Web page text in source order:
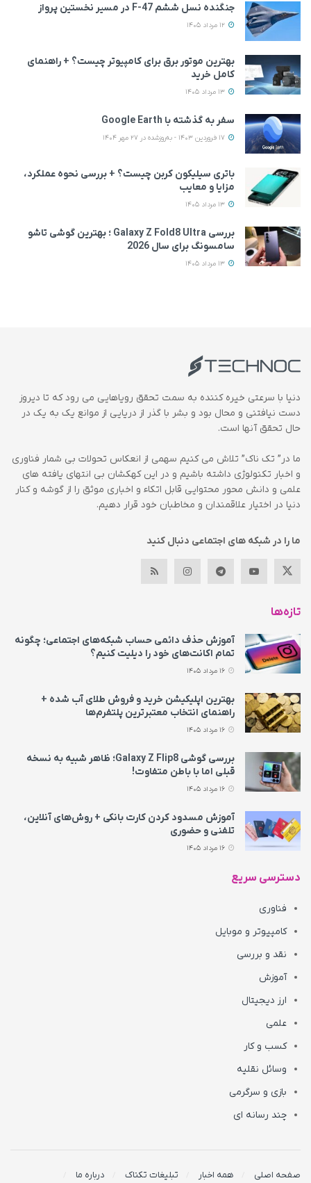
جنگنده نسل ششم F-47 در مسیر نخستین پرواز
بهترین موتور برق برای کامپیوتر چیست؟ + راهنمای
کامل خرید
سفر به گذشته با Google Earth
باتری سیلیکون کربن چیست؟ + بررسی نحوه عملکرد،
مزایا و معایب
بررسی Galaxy Z Fold8 Ultra ؛ بهترین گوشی تاشو
سامسونگ برای سال 2026
دنیا با سرعتی خیره کننده به سمت تحقق رویاهایی می رود که تا دیروز
دست نیافتنی و محال بود و بشر با گذر از دریایی از موانع یک به یک در
حال تحقق آنها است.
ما در” تک ناک” تلاش می کنیم سهمی از انعکاس تحولات بی شمار فناوری
و اخبار تکنولوژی داشته باشیم و در این کهکشان بی انتهای یافته های
علمی و دانش محور محتوایی قابل اتکاء و اخباری موثق را از گوشه و کنار
دنیا در اختیار علاقمندان و مخاطبان خود قرار دهیم.
ما را در شبکه های اجتماعی دنبال کنید
تازه‌ها
آموزش حذف دائمی حساب شبکه‌های اجتماعی؛ چگونه
تمام اکانت‌های خود را دیلیت کنیم؟
بهترین اپلیکیشن خرید و فروش طلای آب شده +
راهنمای انتخاب معتبرترین پلتفرم‌ها
بررسی گوشی Galaxy Z Flip8؛ ظاهر شبیه به نسخه
قبلی اما با باطن متفاوت!
آموزش مسدود کردن کارت بانکی + روش‌های آنلاین،
تلفنی و حضوری
دسترسی سریع
فناوری
کامپیوتر و موبایل
نقد و بررسی
آموزش
ارز دیجیتال
علمی
کسب و کار
وسائل نقلیه
بازی و سرگرمی
چند رسانه ای
صفحه اصلی همه اخبار تبلیغات تکناک
درباره ما